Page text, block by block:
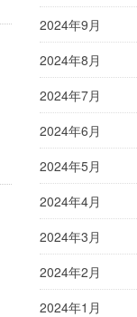
2024年9月
2024年8月
2024年7月
2024年6月
2024年5月
2024年4月
2024年3月
2024年2月
2024年1月